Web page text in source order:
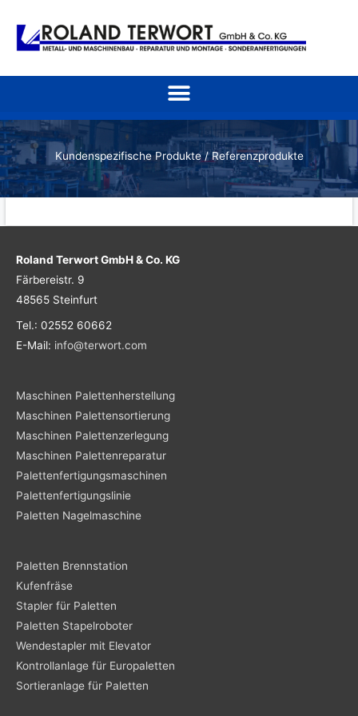
Inhalt
springen
Kundenspezifische Produkte / Referenzprodukte
Roland Terwort GmbH & Co. KG
Färbereistr. 9
48565 Steinfurt
Tel.: 02552 60662
E-Mail: info@terwort.com
Maschinen Palettenherstellung
Maschinen Palettensortierung
Maschinen Palettenzerlegung
Maschinen Palettenreparatur
Palettenfertigungsmaschinen
Palettenfertigungslinie
Paletten Nagelmaschine
Paletten Brennstation
Kufenfräse
Stapler für Paletten
Paletten Stapelroboter
Wendestapler mit Elevator
Kontrollanlage für Europaletten
Sortieranlage für Paletten